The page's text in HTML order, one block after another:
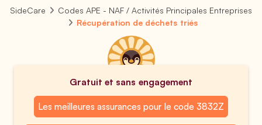
SideCare
Codes APE - NAF / Activités Principales Entreprises
Récupération de déchets triés
Gratuit et sans engagement
Les meilleures assurances pour le code 3832Z